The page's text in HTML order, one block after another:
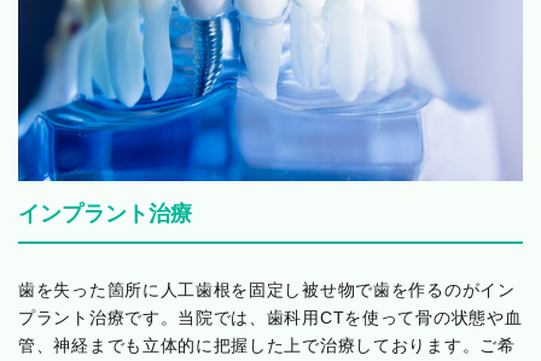
インプラント治療
歯を失った箇所に人工歯根を固定し被せ物で歯を作るのがイン
プラント治療です。当院では、歯科用CTを使って骨の状態や血
管、神経までも立体的に把握した上で治療しております。ご希